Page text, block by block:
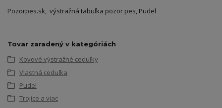
Pozorpes.sk, výstražná tabuľka pozor pes, Pudel
Tovar zaradený v kategóriách
Kovové výstražné ceduľky
Vlastná ceduľka
Pudel
Trojice a viac